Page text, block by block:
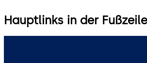
Hauptlinks in der Fußzeile